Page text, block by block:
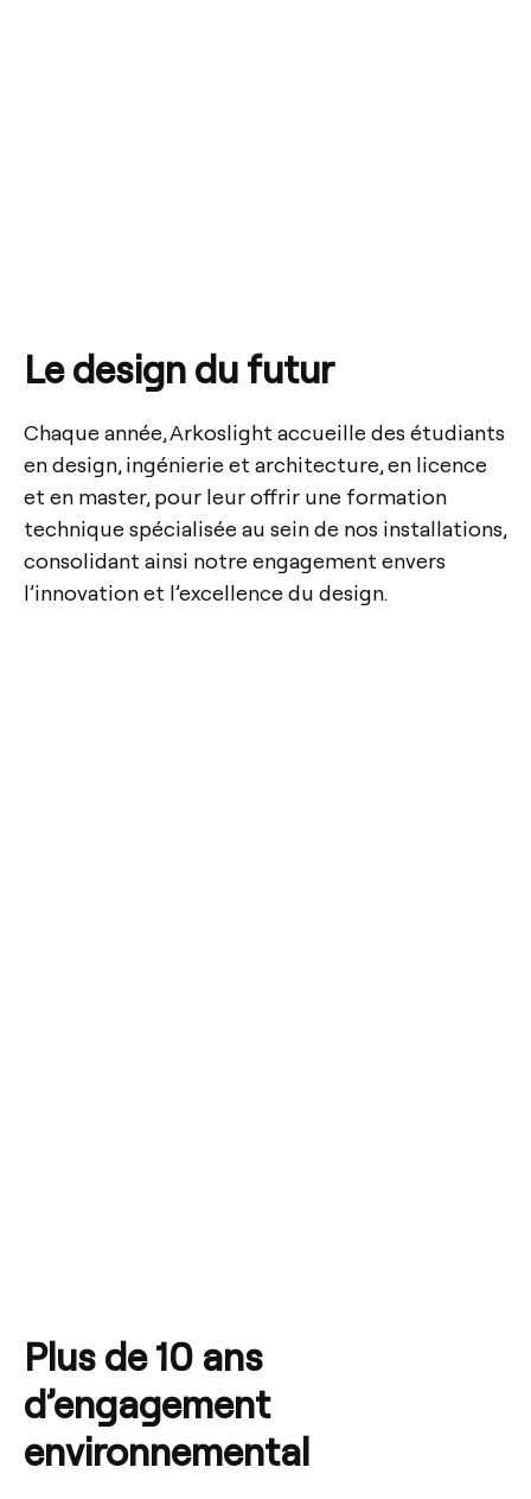
Le design du futur
Chaque année, Arkoslight accueille des étudiants
en design, ingénierie et architecture, en licence
et en master, pour leur offrir une formation
technique spécialisée au sein de nos installations,
consolidant ainsi notre engagement envers
l’innovation et l’excellence du design.
Plus de 10 ans
d’engagement
environnemental